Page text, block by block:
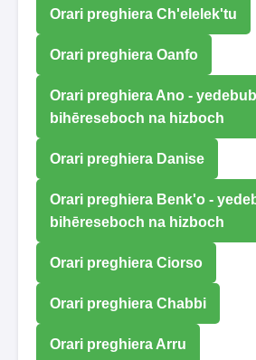
Orari preghiera Ch'elelek'tu
Orari preghiera Oanfo
Orari preghiera Ano -
bihēreseboch na hizboch
Orari preghiera Danise
Orari preghiera Benk'o -
bihēreseboch na hizboch
Orari preghiera Ciorso
Orari preghiera Chabbi
Orari preghiera Arru